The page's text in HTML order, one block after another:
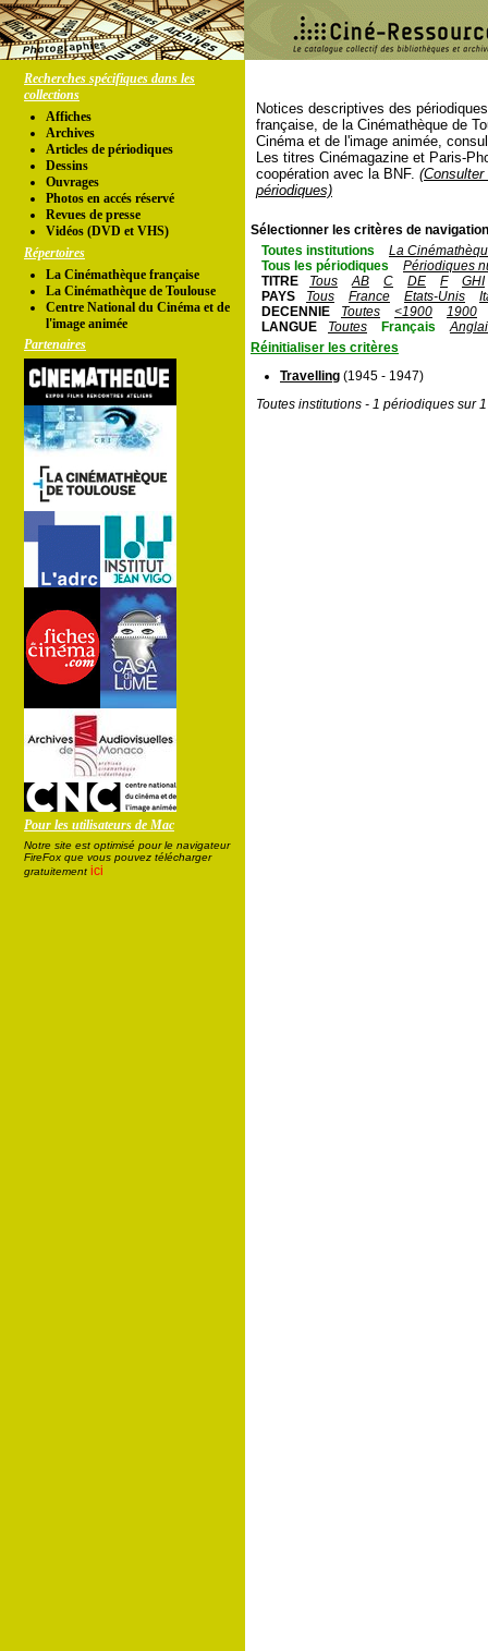
Recherches spécifiques dans les
collections
Affiches
Archives
Articles de périodiques
Dessins
Ouvrages
Photos en accés réservé
Revues de presse
Vidéos (DVD et VHS)
Répertoires
La Cinémathèque française
La Cinémathèque de Toulouse
Centre National du Cinéma et de
l'image animée
Partenaires
Pour les utilisateurs de Mac
Notre site est optimisé pour le navigateur
FireFox que vous pouvez télécharger
gratuitement ici
Notices descriptives des
française, de la Cinémathèque de
Cinéma et de l'image animée,
Les titres Cinémagazine et Paris-
coopération avec la BNF.
périodiques)
Sélectionner les critères de
Toutes institutions
La
Tous les périodiques
Périodiques
TITRE
Tous AB C DE F
GHI
PAYS
Tous France Etats-Unis
DECENNIE
Toutes <1900
1900
LANGUE
Toutes Français
Réinitialiser les critères
Travelling (1945 - 1947)
Toutes institutions - 1 périodiques sur